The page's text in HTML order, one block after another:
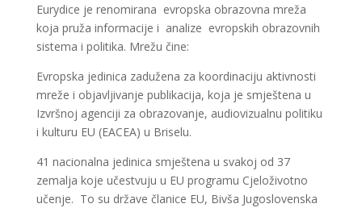
Eurydice je renomirana evropska obrazovna mreža
koja pruža informacije i analize evropskih obrazovnih
sistema i politika. Mrežu čine:
Evropska jedinica zadužena za koordinaciju aktivnosti
mreže i objavljivanje publikacija, koja je smještena u
Izvršnoj agenciji za obrazovanje, audiovizualnu politiku
i kulturu EU (EACEA) u Briselu.
41 nacionalna jedinica smještena u svakoj od 37
zemalja koje učestvuju u EU programu Cjeloživotno
učenje. To su države članice EU, Bivša Jugoslovenska